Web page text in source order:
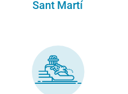
Sant Martí